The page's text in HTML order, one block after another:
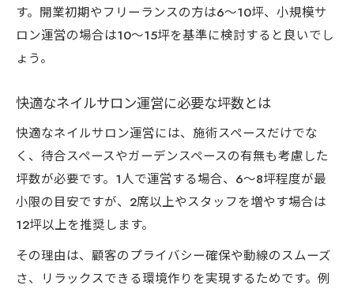
す。開業初期やフリーランスの方は6〜10坪、小規模サ
ロン運営の場合は10〜15坪を基準に検討すると良いでし
ょう。
快適なネイルサロン運営に必要な坪数とは
快適なネイルサロン運営には、施術スペースだけでな
く、待合スペースやガーデンスペースの有無も考慮した
坪数が必要です。1人で運営する場合、6〜8坪程度が最
小限の目安ですが、2席以上やスタッフを増やす場合は
12坪以上を推奨します。
その理由は、顧客のプライバシー確保や動線のスムーズ
さ、リラックスできる環境作りを実現するためです。例